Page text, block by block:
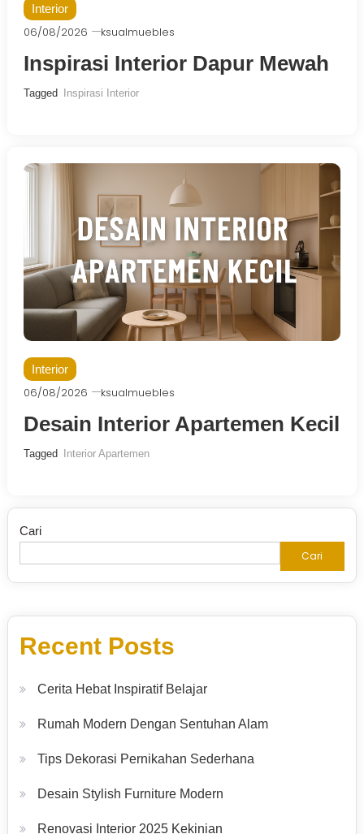
Interior
06/08/2026 ksualmuebles
Inspirasi Interior Dapur Mewah
Tagged Inspirasi Interior
Interior
06/08/2026 ksualmuebles
Desain Interior Apartemen Kecil
Tagged Interior Apartemen
Cari
Cari
Recent Posts
Cerita Hebat Inspiratif Belajar
Rumah Modern Dengan Sentuhan Alam
Tips Dekorasi Pernikahan Sederhana
Desain Stylish Furniture Modern
Renovasi Interior 2025 Kekinian